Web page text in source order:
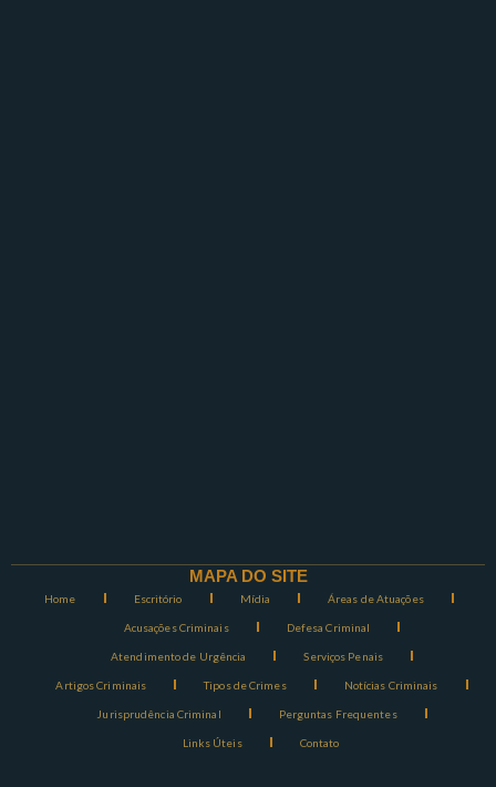
MAPA DO SITE
Home Escritório Mídia Áreas de Atuações
Acusações Criminais Defesa Criminal
Atendimento de Urgência Serviços Penais
Artigos Criminais Tipos de Crimes Notícias Criminais
Jurisprudência Criminal Perguntas Frequentes
Links Úteis Contato